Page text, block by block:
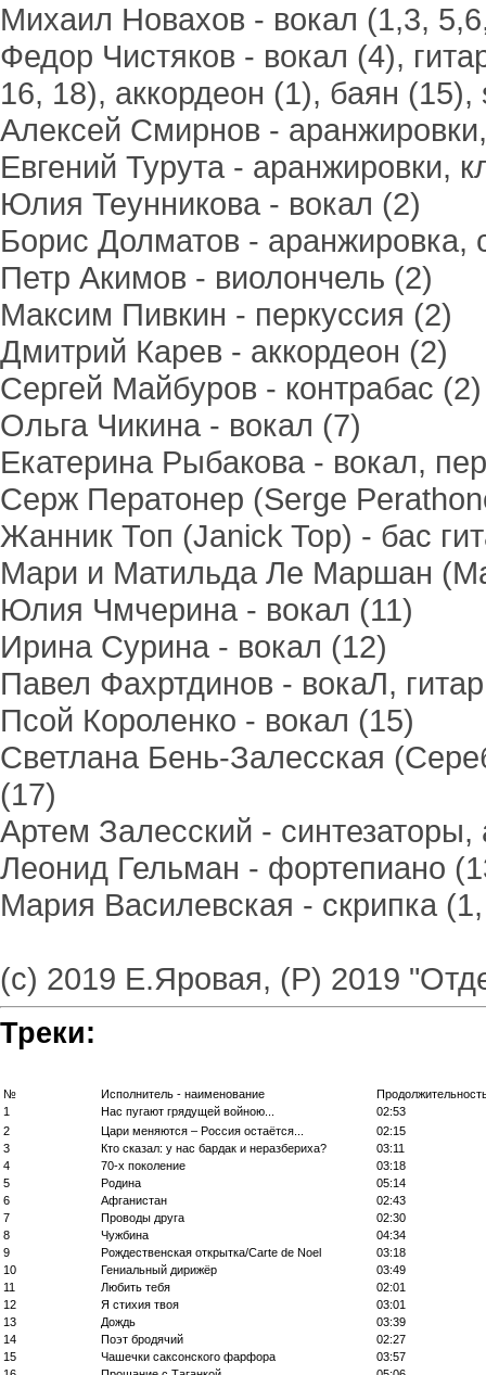
Михаил Новахов - вокал (1,3,
Федор Чистяков - вокал (4),
16, 18), аккордеон (1), баян
Алексей Смирнов -
Евгений Турута - аранжировки,
Юлия Теунникова - вокал (2)
Борис Долматов - аранжировка,
Петр Акимов - виолончель (2)
Максим Пивкин - перкуссия (2)
Дмитрий Карев - аккордеон (2)
Сергей Майбуров - контрабас (2)
Ольга Чикина - вокал (7)
Екатерина Рыбакова - вокал,
Серж Ператонер (Serge
Жанник Топ (Janick Top) - бас
Мари и Матильда Ле Маршан
Юлия Чмчерина - вокал (11)
Ирина Сурина - вокал (12)
Павел Фахртдинов - вокаЛ,
Псой Короленко - вокал (15)
Светлана Бень-Залесская
(17)
Артем Залесский -
Леонид Гельман - фортепиано
Мария Василевская - скрипка
(с) 2019 Е.Яровая, (Р) 2019
Треки:
№ Исполнитель - наименование
1
Нас пугают грядущей войною...
02:53
2
Цари меняются – Россия остаётся...
02:15
3
Кто сказал: у нас бардак и неразбериха?
03:11
4
70-х поколение
03:18
5
Родина
05:14
6
Афганистан
02:43
7
Проводы друга
02:30
8
Чужбина
04:34
9
Рождественская открытка/Carte de Noel
03:18
10
Гениальный дирижёр
03:49
11
Любить тебя
02:01
12
Я стихия твоя
03:01
13
Дождь
03:39
14
Поэт бродячий
02:27
15
Чашечки саксонского фарфора
03:57